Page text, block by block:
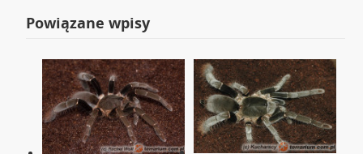
Powiązane wpisy